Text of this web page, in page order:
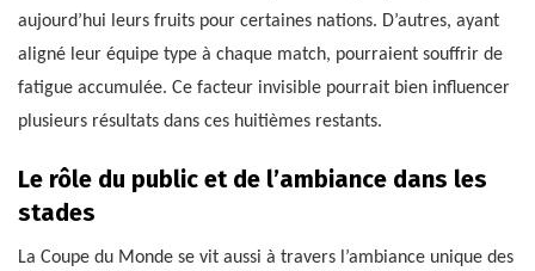
aujourd’hui leurs fruits pour certaines nations. D’autres, ayant
aligné leur équipe type à chaque match, pourraient souffrir de
fatigue accumulée. Ce facteur invisible pourrait bien influencer
plusieurs résultats dans ces huitièmes restants.
Le rôle du public et de l’ambiance dans les
stades
La Coupe du Monde se vit aussi à travers l’ambiance unique des